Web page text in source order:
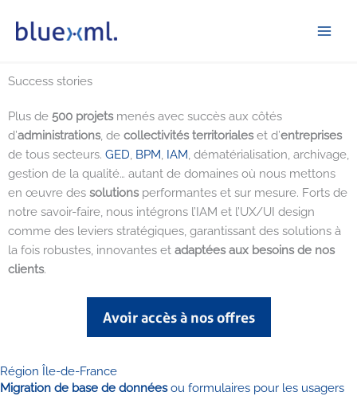
Success stories
Plus de 500 projetsmenés avec succès aux côtés
d’administrations, de collectivités territorialeset d’entreprises
de tous secteurs. GED BPM IAM , dématérialisation, archivage,
gestion de la qualité… autant de domaines où nous mettons
en œuvre des solutionsperformantes et sur mesure. Forts de
notre savoir-faire, nous intégrons l’IAM et l’UX/UI design
comme des leviers stratégiques, garantissant des solutions à
la fois robustes, innovantes et adaptées aux besoins de nos
clients.
Avoir accès à nos offres
Région Île-de-France
Migration de base de donnéesou formulaires pour les usagers